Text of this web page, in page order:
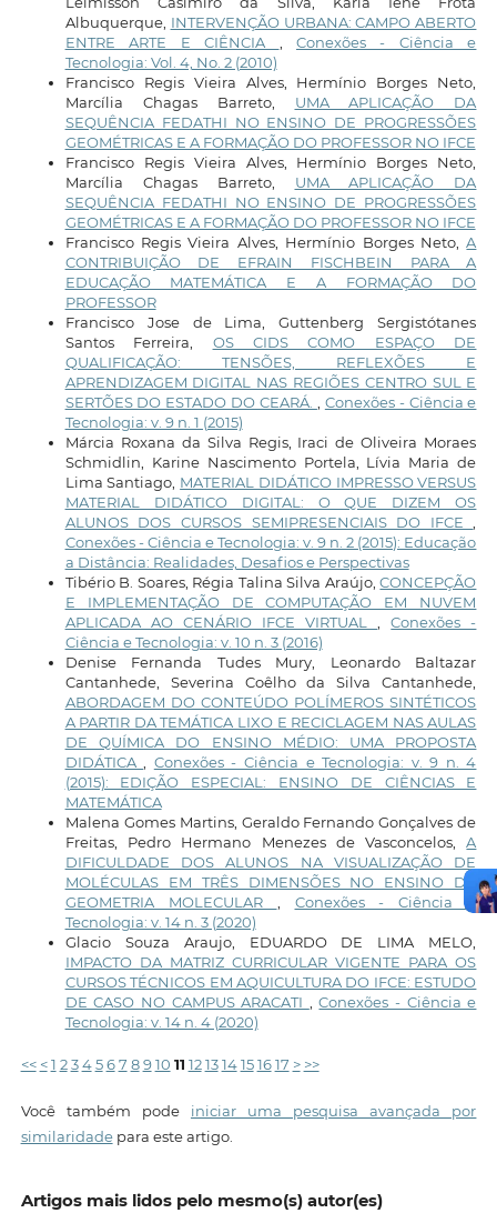
Albuquerque, INTERVENÇÃO URBANA: CAMPO ABERTO
ENTRE ARTE E CIÊNCIA
Conexões - Ciência e
Tecnologia: Vol. 4, No. 2 (2010)
Francisco Regis Vieira Alves, Hermínio Borges Neto,
Marcília Chagas Barreto, UMA APLICAÇÃO DA
SEQUÊNCIA FEDATHI NO ENSINO DE PROGRESSÕES
GEOMÉTRICAS E A FORMAÇÃO DO PROFESSOR NO IFCE
Francisco Regis Vieira Alves, Hermínio Borges Neto,
Marcília Chagas Barreto, UMA APLICAÇÃO DA
SEQUÊNCIA FEDATHI NO ENSINO DE PROGRESSÕES
GEOMÉTRICAS E A FORMAÇÃO DO PROFESSOR NO IFCE
Francisco Regis Vieira Alves, Hermínio Borges Neto,A
CONTRIBUIÇÃO DE EFRAIN FISCHBEIN PARA A
EDUCAÇÃO MATEMÁTICA E A FORMAÇÃO DO
PROFESSOR
Francisco Jose de Lima, Guttenberg Sergistótanes
Santos Ferreira, OS CIDS COMO ESPAÇO DE
QUALIFICAÇÃO: TENSÕES, REFLEXÕES E
APRENDIZAGEM DIGITAL NAS REGIÕES CENTRO SUL E
SERTÕES DO ESTADO DO CEARÁ.
Conexões - Ciência e
Tecnologia: v. 9 n. 1 (2015)
Márcia Roxana da Silva Regis, Iraci de Oliveira Moraes
Schmidlin, Karine Nascimento Portela, Lívia Maria de
Lima Santiago, MATERIAL DIDÁTICO IMPRESSO VERSUS
MATERIAL DIDÁTICO DIGITAL: O QUE DIZEM OS
ALUNOS DOS CURSOS SEMIPRESENCIAIS DO IFCE
Conexões - Ciência e Tecnologia: v. 9 n. 2 (2015): Educação
a Distância: Realidades, Desafios e Perspectivas
Tibério B. Soares, Régia Talina Silva Araújo,CONCEPÇÃO
E IMPLEMENTAÇÃO DE COMPUTAÇÃO EM NUVEM
APLICADA AO CENÁRIO IFCE VIRTUAL
,Conexões -
Ciência e Tecnologia: v. 10 n. 3 (2016)
Denise Fernanda Tudes Mury, Leonardo Baltazar
Cantanhede, Severina Coêlho da Silva Cantanhede,
ABORDAGEM DO CONTEÚDO POLÍMEROS SINTÉTICOS
A PARTIR DA TEMÁTICA LIXO E RECICLAGEM NAS AULAS
DE QUÍMICA DO ENSINO MÉDIO: UMA PROPOSTA
DIDÁTICA
Conexões - Ciência e Tecnologia: v. 9 n. 4
(2015): EDIÇÃO ESPECIAL: ENSINO DE CIÊNCIAS E
MATEMÁTICA
Malena Gomes Martins, Geraldo Fernando Gonçalves de
Freitas, Pedro Hermano Menezes de Vasconcelos,A
DIFICULDADE DOS ALUNOS NA VISUALIZAÇÃO DE
MOLÉCULAS EM TRÊS DIMENSÕES NO ENSINO DE
GEOMETRIA MOLECULAR
Conexões - Ciência e
Tecnologia: v. 14 n. 3 (2020)
Glacio Souza Araujo, EDUARDO DE LIMA MELO,
IMPACTO DA MATRIZ CURRICULAR VIGENTE PARA OS
CURSOS TÉCNICOS EM AQUICULTURA DO IFCE: ESTUDO
DE CASO NO CAMPUS ARACATI
,Conexões - Ciência e
Tecnologia: v. 14 n. 4 (2020)
<< < 1 2 3 4 5 6 7 8 9 10 11 12 13 14 15 16 17 > >>
Você também pode iniciar uma pesquisa avançada por
similaridadepara este artigo.
Artigos mais lidos pelo mesmo(s) autor(es)